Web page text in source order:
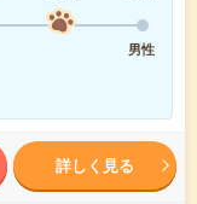
男性
詳しく見る